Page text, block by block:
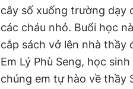
cây số xuống trường dạy
các cháu nhỏ. Buổi học
cắp sách vở lên nhà thầy
Em Lý Phù Seng, học
chúng em tự hào về thầy